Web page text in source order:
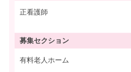
正看護師
募集セクション
有料老人ホーム